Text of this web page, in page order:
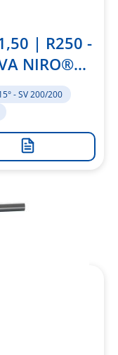
| R250 -
NIRO®
- SV 200/200
Zur